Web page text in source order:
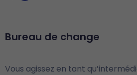
Bureau de change
Vous agissez en tant